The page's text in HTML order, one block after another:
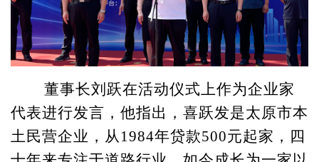
董事长刘跃在活动仪式上作为企业家
代表进行发言，他指出，喜跃发是太原市本
土民营企业，从1984年贷款500元起家，四